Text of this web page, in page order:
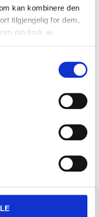
kan kombinere den
tilgjengelig for dem,
din bruk av